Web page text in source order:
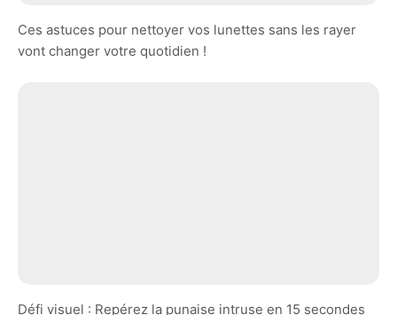
Ces astuces pour nettoyer vos lunettes sans les rayer
vont changer votre quotidien !
Défi visuel : Repérez la punaise intruse en 15 secondes